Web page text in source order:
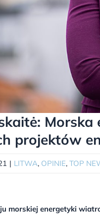
projektów
| LITWA, OPINIE, TOP
morskiej energetyki